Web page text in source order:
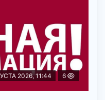
2026, 11:44 6